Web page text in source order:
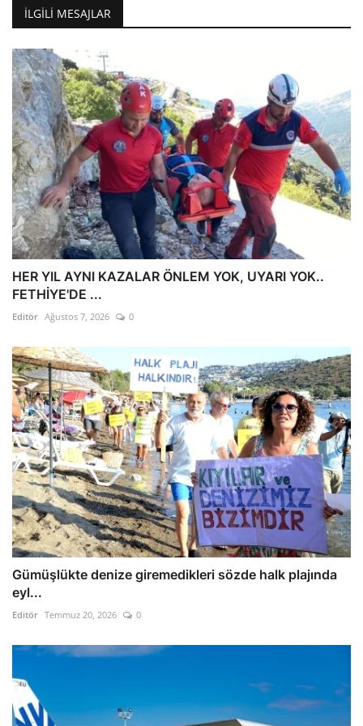
İLGILI MESAJLAR
HER YIL AYNI KAZALAR ÖNLEM YOK, UYARI YOK..
FETHİYE'DE ...
Editör Ağustos 7, 2026 0
Gümüşlükte denize giremedikleri sözde halk plajında
eyl...
Editör Temmuz 20, 2026 0